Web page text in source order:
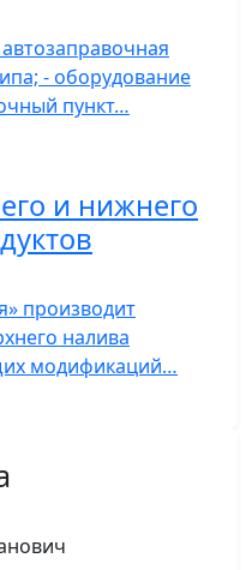
- оборудование
пункт…
и нижнего
производит
налива
модификаций…